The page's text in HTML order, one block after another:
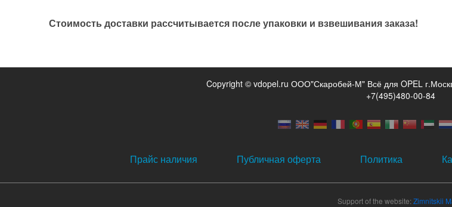
Стоимость доставки рассчитывается после упаковки и взвешивания заказа!
Copyright © vdopel.ru ООО"Скаробей-М" Всё для OPEL
+7(495)480-00-84
Прайс наличия Публичная оферта Политика
Support of the website:Zimnitskii